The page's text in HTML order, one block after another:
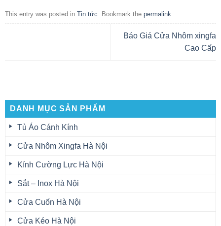
This entry was posted in Tin tức. Bookmark the permalink.
Báo Giá Cửa Nhôm xingfa
Cao Cấp
DANH MỤC SẢN PHẨM
Tủ Áo Cánh Kính
Cửa Nhôm Xingfa Hà Nội
Kính Cường Lực Hà Nội
Sắt – Inox Hà Nội
Cửa Cuốn Hà Nội
Cửa Kéo Hà Nội